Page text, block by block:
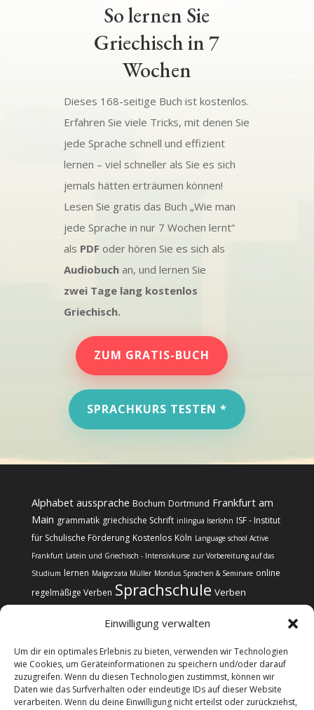
Einwilligung verwalten
Um dir ein optimales Erlebnis zu bieten, verwenden wir Technologien
wie Cookies, um Geräteinformationen zu speichern und/oder darauf
zuzugreifen. Wenn du diesen Technologien zustimmst, können wir
Daten wie das Surfverhalten oder eindeutige IDs auf dieser Website
verarbeiten. Wenn du deine Einwilligung nicht erteilst oder zurückziehst,
So lernen Sie
Griechisch in 7
Wochen
Dieses 168-seitige Buch ist kostenlos.
Erfahren Sie viele Tricks, mit denen Sie
jede Sprache schnell und effizient
lernen – viel schneller als Sie es sich
jemals hätten erträumen können!
Lesen Sie gratis das Buch „Wie man
jede Sprache in nur 7 Wochen lernt“
als PDF oder hören Sie es sich als
Audiobuchan, und lernen Sie
zwei Tage lang kostenlos
Griechisch.
ZUM GRATIS-BUCH
SPRACHKURS TESTEN *
Alphabet aussprache Bochum Dortmund Frankfurt am
Main grammatik griechische Schrift inlingua Iserlohn ISF - Institut
für Schulische Förderung Kostenlos Köln Language school Active
Frankfurt Latein und Griechisch - Intensivkurse zur Vorbereitung auf das
Studium lernen Malgorzata Müller Mondus Sprachen & Seminare online
regelmäßige Verben Sprachschule Verben
Kontakt Impressum
Datenschutz
Cookie-Richtlinie (EU)